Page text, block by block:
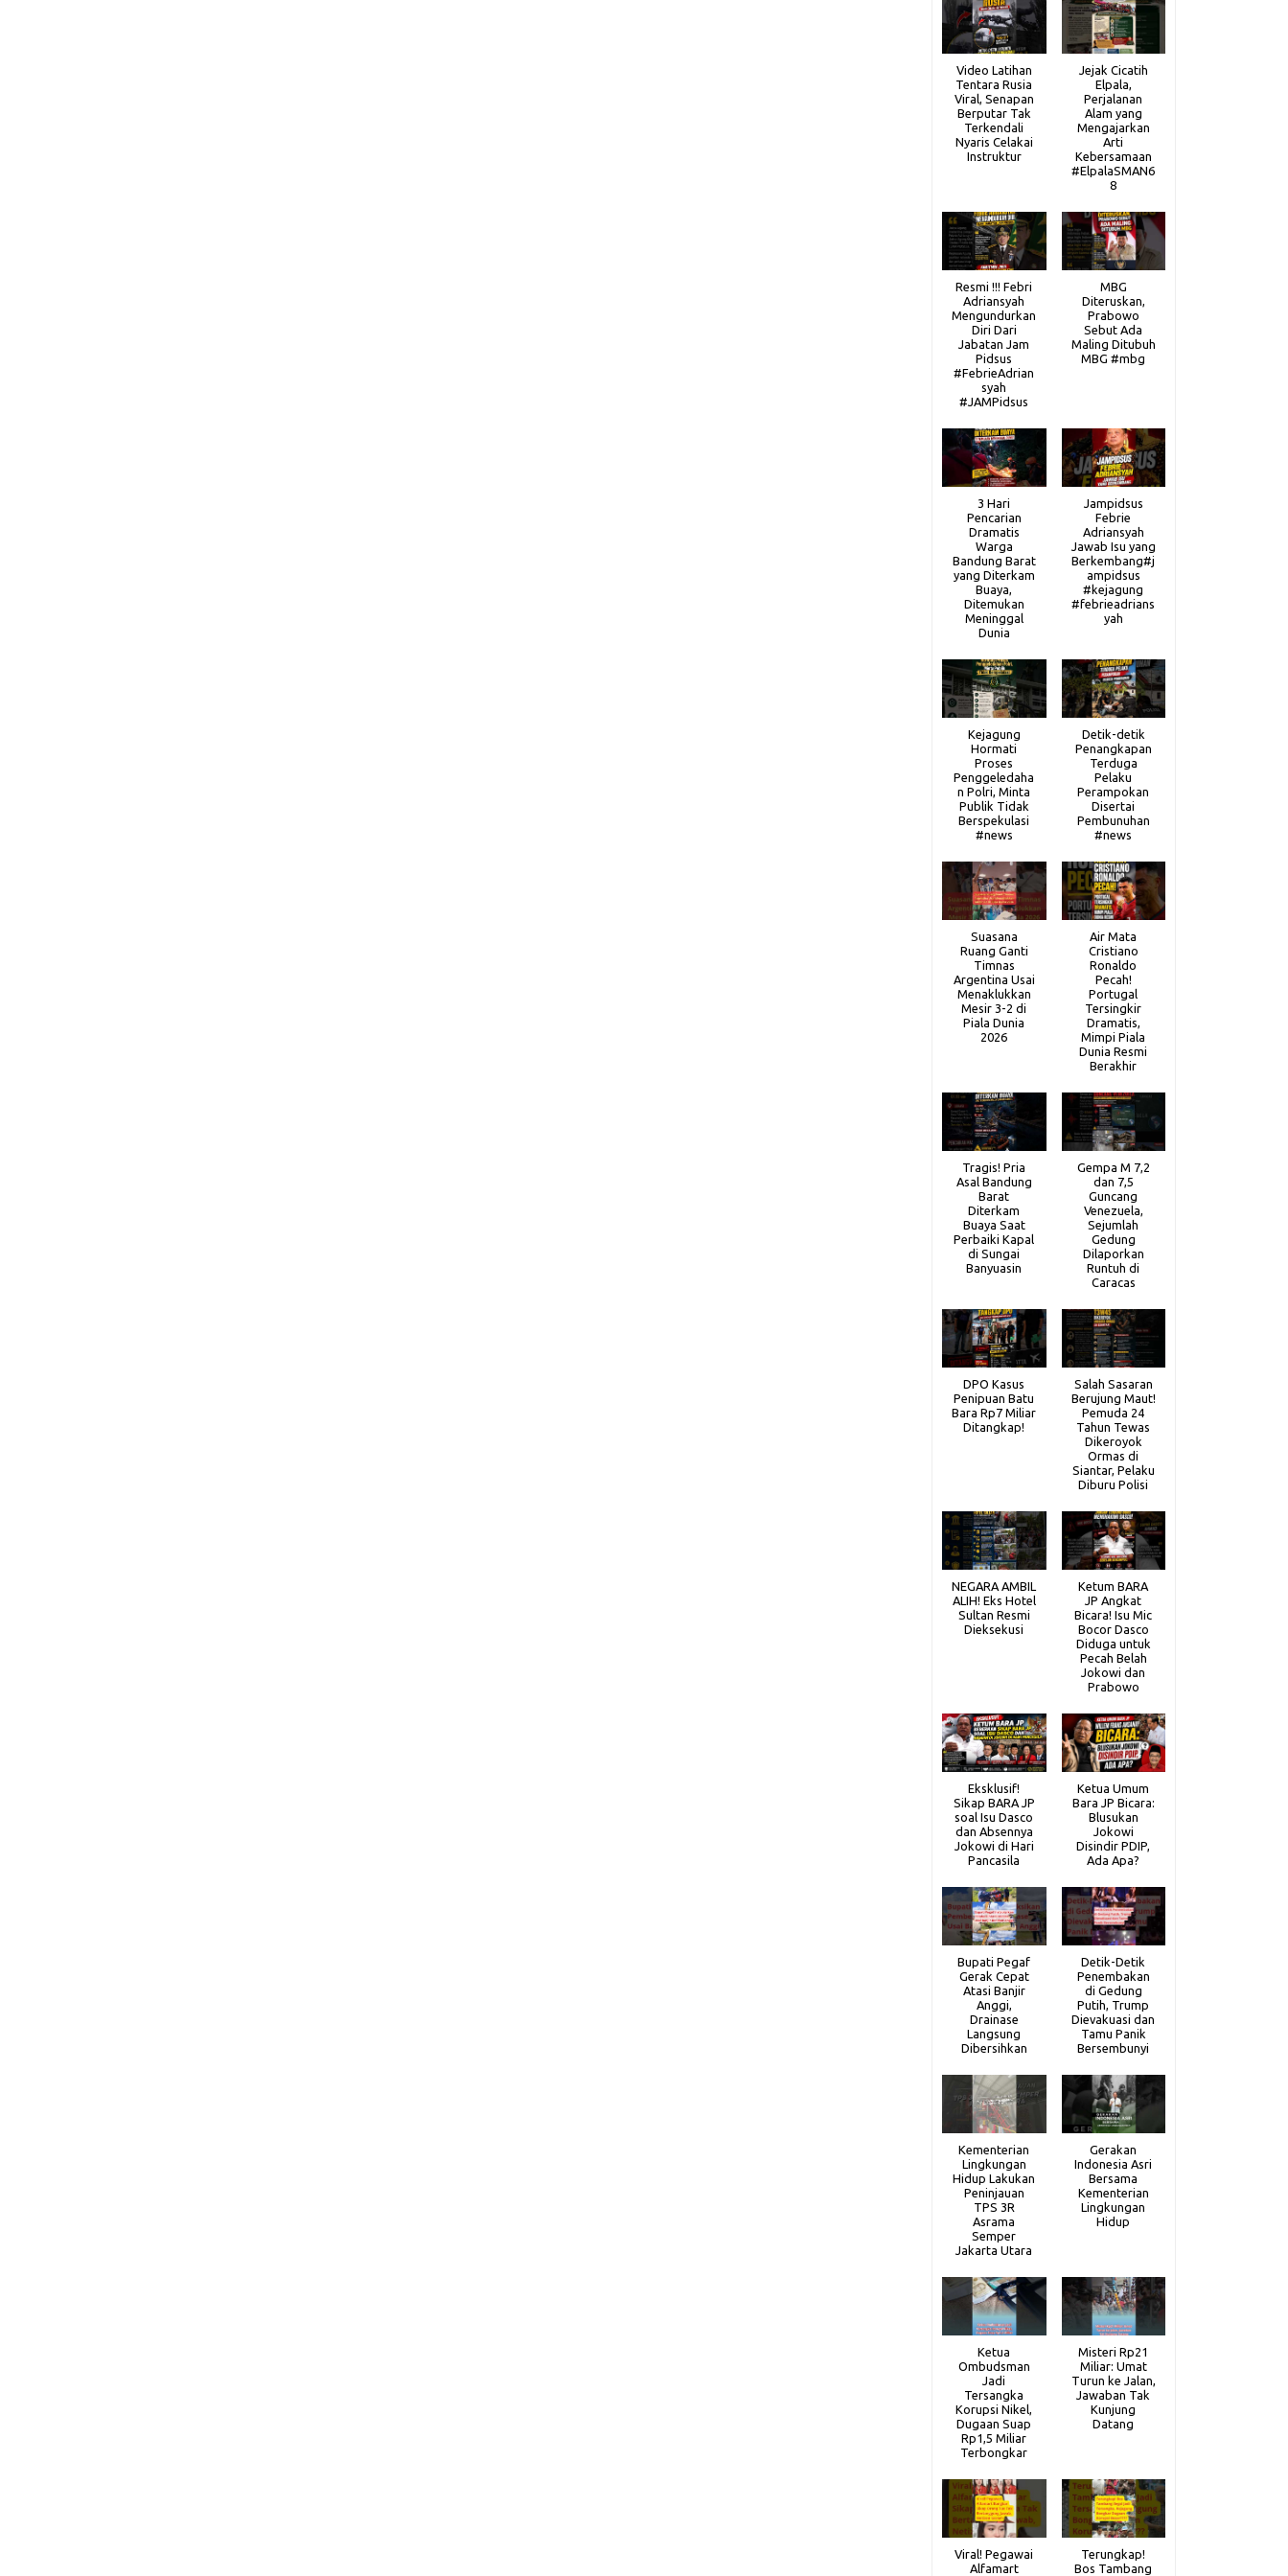
Video Latihan
Tentara Rusia
Viral, Senapan
Berputar Tak
Terkendali
Nyaris Celakai
Instruktur
Jejak Cicatih
Elpala,
Perjalanan
Alam yang
Mengajarkan
Arti
Kebersamaan
#ElpalaSMAN6
8
Resmi !!! Febri
Adriansyah
Mengundurkan
Diri Dari
Jabatan Jam
Pidsus
#FebrieAdrian
syah
#JAMPidsus
MBG
Diteruskan,
Prabowo
Sebut Ada
Maling Ditubuh
MBG #mbg
3 Hari
Pencarian
Dramatis
Warga
Bandung Barat
yang Diterkam
Buaya,
Ditemukan
Meninggal
Dunia
Jampidsus
Febrie
Adriansyah
Jawab Isu yang
Berkembang#j
ampidsus
#kejagung
#febrieadrians
yah
Kejagung
Hormati
Proses
Penggeledaha
n Polri, Minta
Publik Tidak
Berspekulasi
#news
Detik-detik
Penangkapan
Terduga
Pelaku
Perampokan
Disertai
Pembunuhan
#news
Suasana
Ruang Ganti
Timnas
Argentina Usai
Menaklukkan
Mesir 3-2 di
Piala Dunia
2026
Air Mata
Cristiano
Ronaldo
Pecah!
Portugal
Tersingkir
Dramatis,
Mimpi Piala
Dunia Resmi
Berakhir
Tragis! Pria
Asal Bandung
Barat
Diterkam
Buaya Saat
Perbaiki Kapal
di Sungai
Banyuasin
Gempa M 7,2
dan 7,5
Guncang
Venezuela,
Sejumlah
Gedung
Dilaporkan
Runtuh di
Caracas
DPO Kasus
Penipuan Batu
Bara Rp7 Miliar
Ditangkap!
Salah Sasaran
Berujung Maut!
Pemuda 24
Tahun Tewas
Dikeroyok
Ormas di
Siantar, Pelaku
Diburu Polisi
NEGARA AMBIL
ALIH! Eks Hotel
Sultan Resmi
Dieksekusi
Ketum BARA
JP Angkat
Bicara! Isu Mic
Bocor Dasco
Diduga untuk
Pecah Belah
Jokowi dan
Prabowo
Eksklusif!
Sikap BARA JP
soal Isu Dasco
dan Absennya
Jokowi di Hari
Pancasila
Ketua Umum
Bara JP Bicara:
Blusukan
Jokowi
Disindir PDIP,
Ada Apa?
Bupati Pegaf
Gerak Cepat
Atasi Banjir
Anggi,
Drainase
Langsung
Dibersihkan
Detik-Detik
Penembakan
di Gedung
Putih, Trump
Dievakuasi dan
Tamu Panik
Bersembunyi
Kementerian
Lingkungan
Hidup Lakukan
Peninjauan
TPS 3R
Asrama
Semper
Jakarta Utara
Gerakan
Indonesia Asri
Bersama
Kementerian
Lingkungan
Hidup
Ketua
Ombudsman
Jadi
Tersangka
Korupsi Nikel,
Dugaan Suap
Rp1,5 Miliar
Terbongkar
Misteri Rp21
Miliar: Umat
Turun ke Jalan,
Jawaban Tak
Kunjung
Datang
Viral! Pegawai
Alfamart
Terungkap!
Bos Tambang